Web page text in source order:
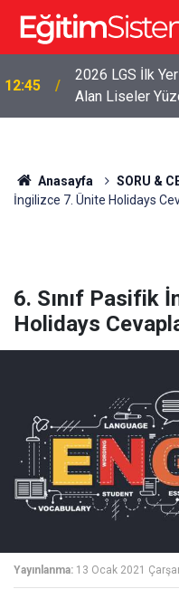
12:45
2026 LGS İlk
Alan Liseler
Anasayfa SORU &
İngilizce 7. Ünite Holidays
6. Sınıf Pasifik
Holidays
Yayınlanma: 13 Ocak 2021